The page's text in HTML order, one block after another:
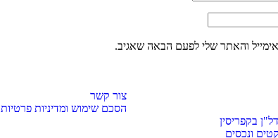
והאתר שלי לפעם הבאה שאגיב.
בקפריסין
ונכסים
צור קשר
הסכם שימוש ומדיניות פרטיות